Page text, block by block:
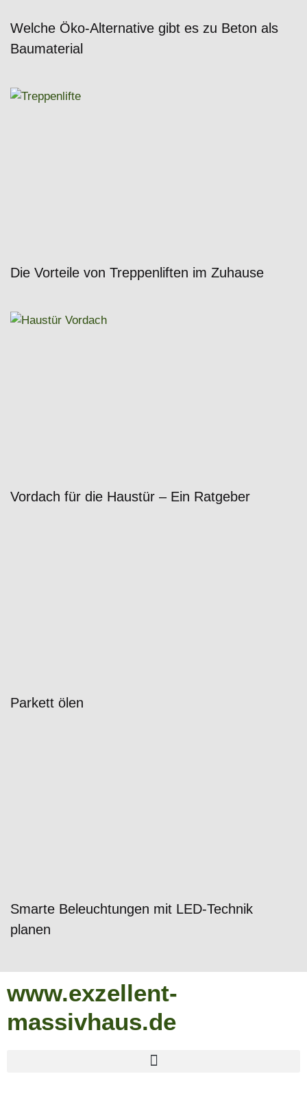
Welche Öko-Alternative gibt es zu Beton als
Baumaterial
Die Vorteile von Treppenliften im Zuhause
Vordach für die Haustür – Ein Ratgeber
Parkett ölen
Smarte Beleuchtungen mit LED-Technik
planen
www.exzellent-
massivhaus.de